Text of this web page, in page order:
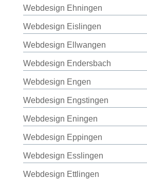
Webdesign Ehningen
Webdesign Eislingen
Webdesign Ellwangen
Webdesign Endersbach
Webdesign Engen
Webdesign Engstingen
Webdesign Eningen
Webdesign Eppingen
Webdesign Esslingen
Webdesign Ettlingen